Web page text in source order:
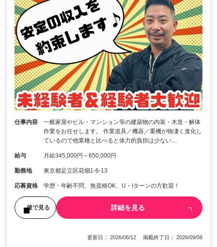
仕事内容
一般家屋やビル・マンション等の建築物の内装・木造・解体
作業をお任せします。 作業道具／機器／重機が物凄く進化し
ているので他業種と比べると体力的負担は少ない…
給与 月給345,000円～650,000円
勤務地 東京都足立区花畑1-6-13
応募資格 学歴・年齢不問、無資格OK、U・Iターンの方歓迎！
後で見る 詳細を見る
更新日： 2026/06/12 掲載終了日： 2026/09/08